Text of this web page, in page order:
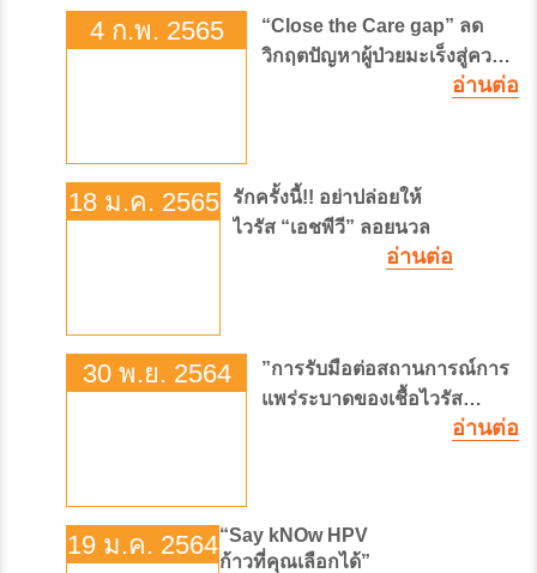
4 ก.พ. 2565
“Close the Care gap” ลด
วิกฤตปัญหาผู้ป่วยมะเร็งสู่ความ
เท่าเทียมด้านการรักษา”อ่านต่อ
18 ม.ค. 2565
รักครั้งนี้!! อย่าปล่อยให้
ไวรัส “เอชพีวี” ลอยนวล
อ่านต่อ
30 พ.ย. 2564
”การรับมือต่อสถานการณ์การ
แพร่ระบาดของเชื้อไวรัส
โคโรนา 2019 ในปัจจุบันและ
อ่านต่อ
19 ม.ค. 2564“Say kNOw HPV
ก้าวที่คุณเลือกได้”